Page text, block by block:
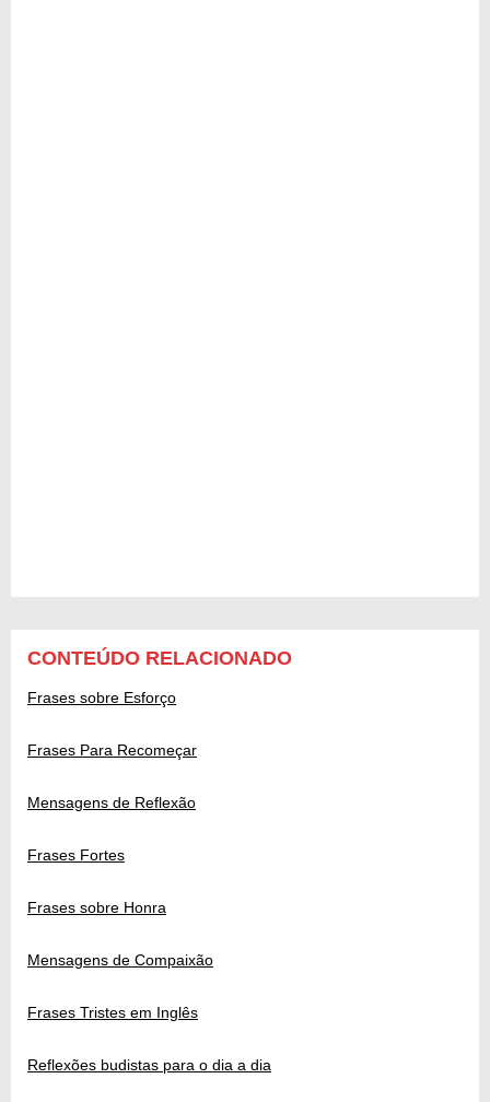
CONTEÚDO RELACIONADO
Frases sobre Esforço
Frases Para Recomeçar
Mensagens de Reflexão
Frases Fortes
Frases sobre Honra
Mensagens de Compaixão
Frases Tristes em Inglês
Reflexões budistas para o dia a dia